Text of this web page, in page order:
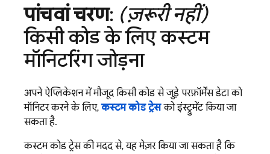
पांचवां चरण: (ज़रूरी नहीं)
किसी कोड के लिए कस्टम
मॉनिटरिंग जोड़ना
अपने ऐप्लिकेशन में मौजूद किसी कोड से जुड़े परफ़ॉर्मेंस डेटा को
मॉनिटर करने के लिए,कस्टम कोड ट्रेसको इंस्ट्रुमेंट किया जा
सकता है.
कस्टम कोड ट्रेस की मदद से, यह मेज़र किया जा सकता है कि